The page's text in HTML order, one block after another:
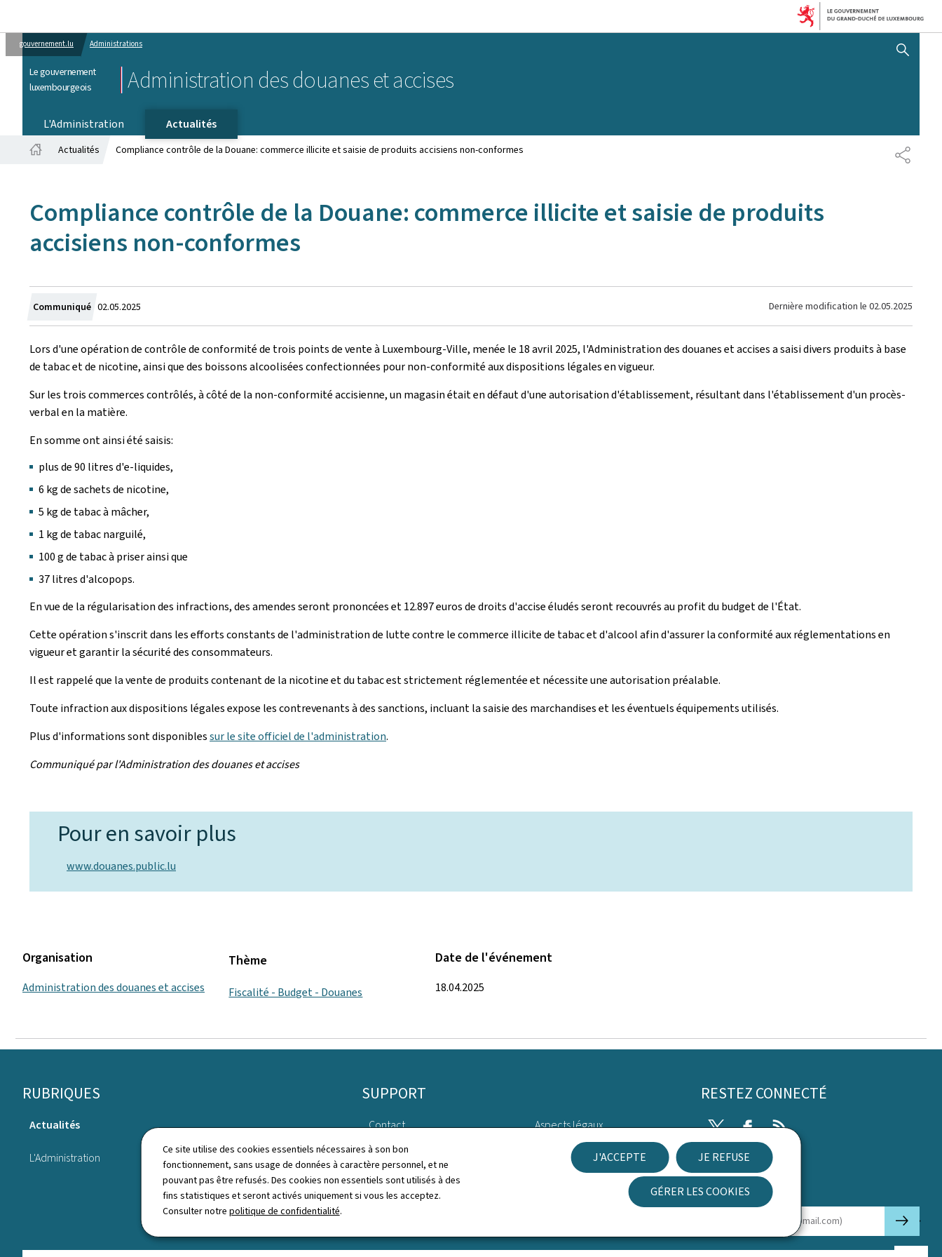
Ce site utilise des cookies essentiels nécessaires à son bon
fonctionnement, sans usage de données à caractère personnel, et ne
pouvant pas être refusés. Des cookies non essentiels sont utilisés à des
fins statistiques et seront activés uniquement si vous les acceptez.
Consulter notre politique de confidentialité.
J'ACCEPTE JE REFUSE
GÉRER LES COOKIES
gouvernement.lu Administrations
Le gouvernement
luxembourgeois
Administration des douanes et accises
AFFICHER / MASQUER
L'Administration
Actualités
Actualités Compliance contrôle de la Douane: commerce illicite et saisie de produits accisiens non-conformes
Compliance contrôle de la Douane: commerce illicite et saisie de produits
accisiens non-conformes
Communiqué Crée
le
02.05.2025 Dernière modification le 02.05.2025
Lors d'une opération de contrôle de conformité de trois points de vente à Luxembourg-Ville, menée le 18 avril 2025, l'Administration des douanes et accises a saisi divers produits à base
de tabac et de nicotine, ainsi que des boissons alcoolisées confectionnées pour non-conformité aux dispositions légales en vigueur.
Sur les trois commerces contrôlés, à côté de la non-conformité accisienne, un magasin était en défaut d'une autorisation d'établissement, résultant dans l'établissement d'un procès-
verbal en la matière.
En somme ont ainsi été saisis:
plus de 90 litres d'e-liquides,
6 kg de sachets de nicotine,
5 kg de tabac à mâcher,
1 kg de tabac narguilé,
100 g de tabac à priser ainsi que
37 litres d'alcopops.
En vue de la régularisation des infractions, des amendes seront prononcées et 12.897 euros de droits d'accise éludés seront recouvrés au profit du budget de l'État.
Cette opération s'inscrit dans les efforts constants de l'administration de lutte contre le commerce illicite de tabac et d'alcool afin d'assurer la conformité aux réglementations en
vigueur et garantir la sécurité des consommateurs.
Il est rappelé que la vente de produits contenant de la nicotine et du tabac est strictement réglementée et nécessite une autorisation préalable.
Toute infraction aux dispositions légales expose les contrevenants à des sanctions, incluant la saisie des marchandises et les éventuels équipements utilisés.
Plus d'informations sont disponiblessur le site officiel de l'administration.
Communiqué par l'Administration des douanes et accises
Pour en savoir plus
www.douanes.public.lu
Organisation
Administration des douanes et accises
Thème
Fiscalité - Budget - Douanes
Date de l'événement
18.04.2025
Pied
de
RUBRIQUES
Actualités
L'Administration
SUPPORT
Contact
Plan du site
À propos du site
Aspects légaux
Déclaration d'accessibilité
RESTEZ CONNECTÉ
TwitterFacebook
RSS
Newsletter
🡒